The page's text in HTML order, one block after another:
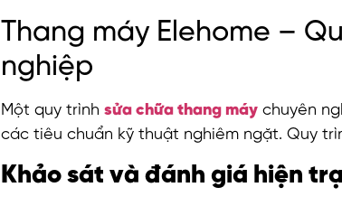
Thang máy Elehome –
nghiệp
Một quy trình sửa chữa thang máychuyên
các tiêu chuẩn kỹ thuật nghiêm ngặt. Quy
Khảo sát và đánh giá hiện